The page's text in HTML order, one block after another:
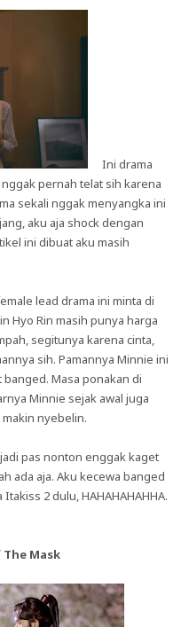
Ini drama
pernah telat sih karena
sekali nggak menyangka ini
aku aja shock dengan
ini dibuat aku masih
lead drama ini minta di
Hyo Rin masih punya harga
segitunya karena cinta,
sih. Pamannya Minnie ini
Masa ponakan di
Minnie sejak awal juga
nyebelin.
pas nonton enggak kaget
ada aja. Aku kecewa banged
2 dulu, HAHAHAHAHHA.
Mask